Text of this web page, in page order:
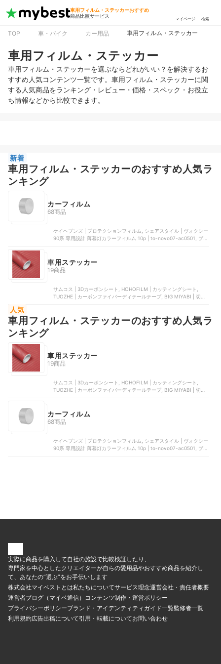
車用フィルム・ステッカーおすすめ
商品比較サービス
マイページ 検索
TOP 車・バイク カー用品 車用フィルム・ステッカー
車用フィルム・ステッカー
車用フィルム・ステッカーを選ぶならどれがいい？を解決するお
すすめ人気コンテンツ一覧です。車用フィルム・ステッカーに関
する人気商品をランキング・レビュー・価格・スペック・お役立
ち情報などから比較できます。
新着
車用フィルム・ステッカーのおすすめ人気ラ
ンキング
カーフィルム
68商品
ケイヘブンズ | プロテクションフィルム, シェアスタイル | ヴォクシー
90系 専用設計 薄暮灯カラーフィルム 10p | to-novo07-ac0501, ブレ
車用ステッカー
19商品
サムコス | 3Dカーボンシート, HOHOFILM | カッティングシート,
TUOZHE | カーボンファイバーディテールテープ, BIG MIYABI | 切文
人気
車用フィルム・ステッカーのおすすめ人気ラ
ンキング
車用ステッカー
19商品
サムコス | 3Dカーボンシート, HOHOFILM | カッティングシート,
TUOZHE | カーボンファイバーディテールテープ, BIG MIYABI | 切文
カーフィルム
68商品
ケイヘブンズ | プロテクションフィルム, シェアスタイル | ヴォクシー
90系 専用設計 薄暮灯カラーフィルム 10p | to-novo07-ac0501, ブレ
実際に商品を購入して自社の施設で比較検証したり、
専門家を中心としたクリエイターが自らの愛用品やおすすめ商品を紹介し
て、あなたの“選ぶ”をお手伝いします
株式会社マイベストとは私たちについてサービス理念運営会社・責任者概要
運営者ブログ（マイベ通信） コンテンツ制作・運営ポリシー
プライバシーポリシーブランド・アイデンティティ ガイド一覧監修者一覧
利用規約広告出稿について引用・転載についてお問い合わせ